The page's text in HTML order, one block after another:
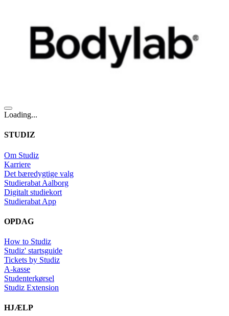
Loading...
STUDIZ
Om Studiz
Karriere
Det bæredygtige valg
Studierabat Aalborg
Digitalt studiekort
Studierabat App
OPDAG
How to Studiz
Studiz' startsguide
Tickets by Studiz
A-kasse
Studenterkørsel
Studiz Extension
HJÆLP